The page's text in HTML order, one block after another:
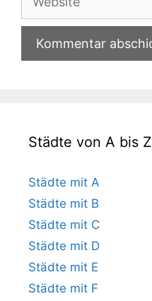
Städte von A bis Z
Städte mit A
Städte mit B
Städte mit C
Städte mit D
Städte mit E
Städte mit F